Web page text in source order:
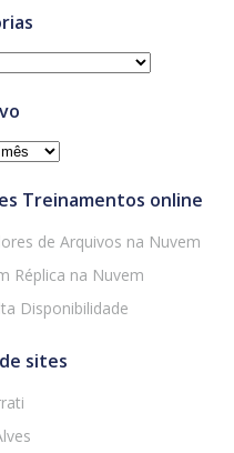
Treinamentos online
de Arquivos na Nuvem
Réplica na Nuvem
Disponibilidade
sites